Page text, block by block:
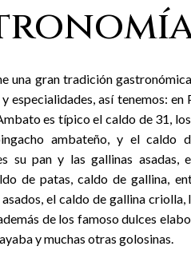
una gran tradición
especialidades, así tenemos:
es típico el caldo de 31,
ambateño, y el caldo
su pan y las gallinas asadas,
de patas, caldo de gallina,
el caldo de gallina
de los famoso dulces
y muchas otras golosinas.